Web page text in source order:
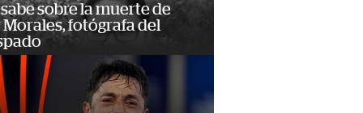
sobre la muerte de
fotógrafa del